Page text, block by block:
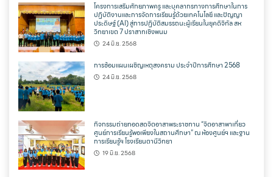
โครงการเสริมศักยภาพครู และบุคลากรทางการศึกษาในการ
ปฏิบัติงานและการจัดการเรียนรู้ด้วยเทคโนโลยี และปัญญา
ประดิษฐ์ (AI) สู่การปฏิบัติสมรรถนะผู้เรียนในยุคดิจิทัล สห
วิทยาเขต 7 ปราสาทเชิงพนม
24 มิ.ย. 2568
การซ้อมแผนเผชิญเหตุสงคราม ประจำปีการศึกษา 2568
24 มิ.ย. 2568
กิจกรรมถ่ายทอดสดจิตอาสาพระราชทาน “จิตอาสาพาเที่ยว
ศูนย์การเรียนรู้พอเพียงในสถานศึกษา” ณ ห้องศูนย์ฯ และฐาน
การเรียนรู้ฯ โรงเรียนตานีวิทยา
19 มิ.ย. 2568